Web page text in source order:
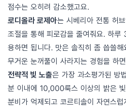
점수는 오히려 감소했고요.
로디올라 로제아는 시베리아 전통 허
조절을 통해 피로감을 줄여줘요. 하
용하면 됩니다. 맛은 솔직히 좀 씁쓸
무거운 눈꺼풀이 사라지는 경험을 하
전략적 빛 노출은 가장 과소평가된 방
분 이내에 10,000룩스 이상의 밝은
분비가 억제되고 코르티솔이 자연스